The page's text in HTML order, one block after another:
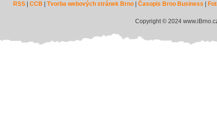
RSS |CCB |Tvorba webových stránek Brno |Časopis Brno Business
Copyright © 2024